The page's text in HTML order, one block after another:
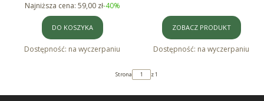
Najniższa cena: 59,00 zł-40%
DO KOSZYKA
Dostępność: na wyczerpaniu
ZOBACZ PRODUKT
Dostępność: na wyczerpaniu
Strona z 1